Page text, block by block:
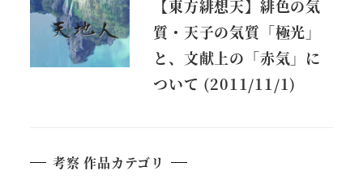
【東方緋想天】緋色の気
質・天子の気質「極光」
と、文献上の「赤気」に
ついて (2011/11/1)
考察 作品カテゴリ